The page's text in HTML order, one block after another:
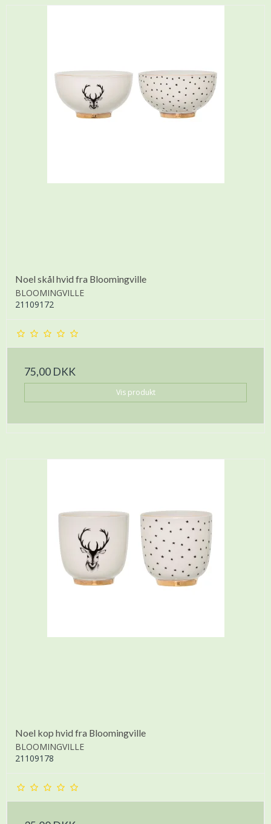
Noel skål hvid fra Bloomingville
BLOOMINGVILLE
21109172
75,00 DKK
Vis produkt
Noel kop hvid fra Bloomingville
BLOOMINGVILLE
21109178